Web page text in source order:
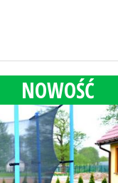
NOWOŚĆ